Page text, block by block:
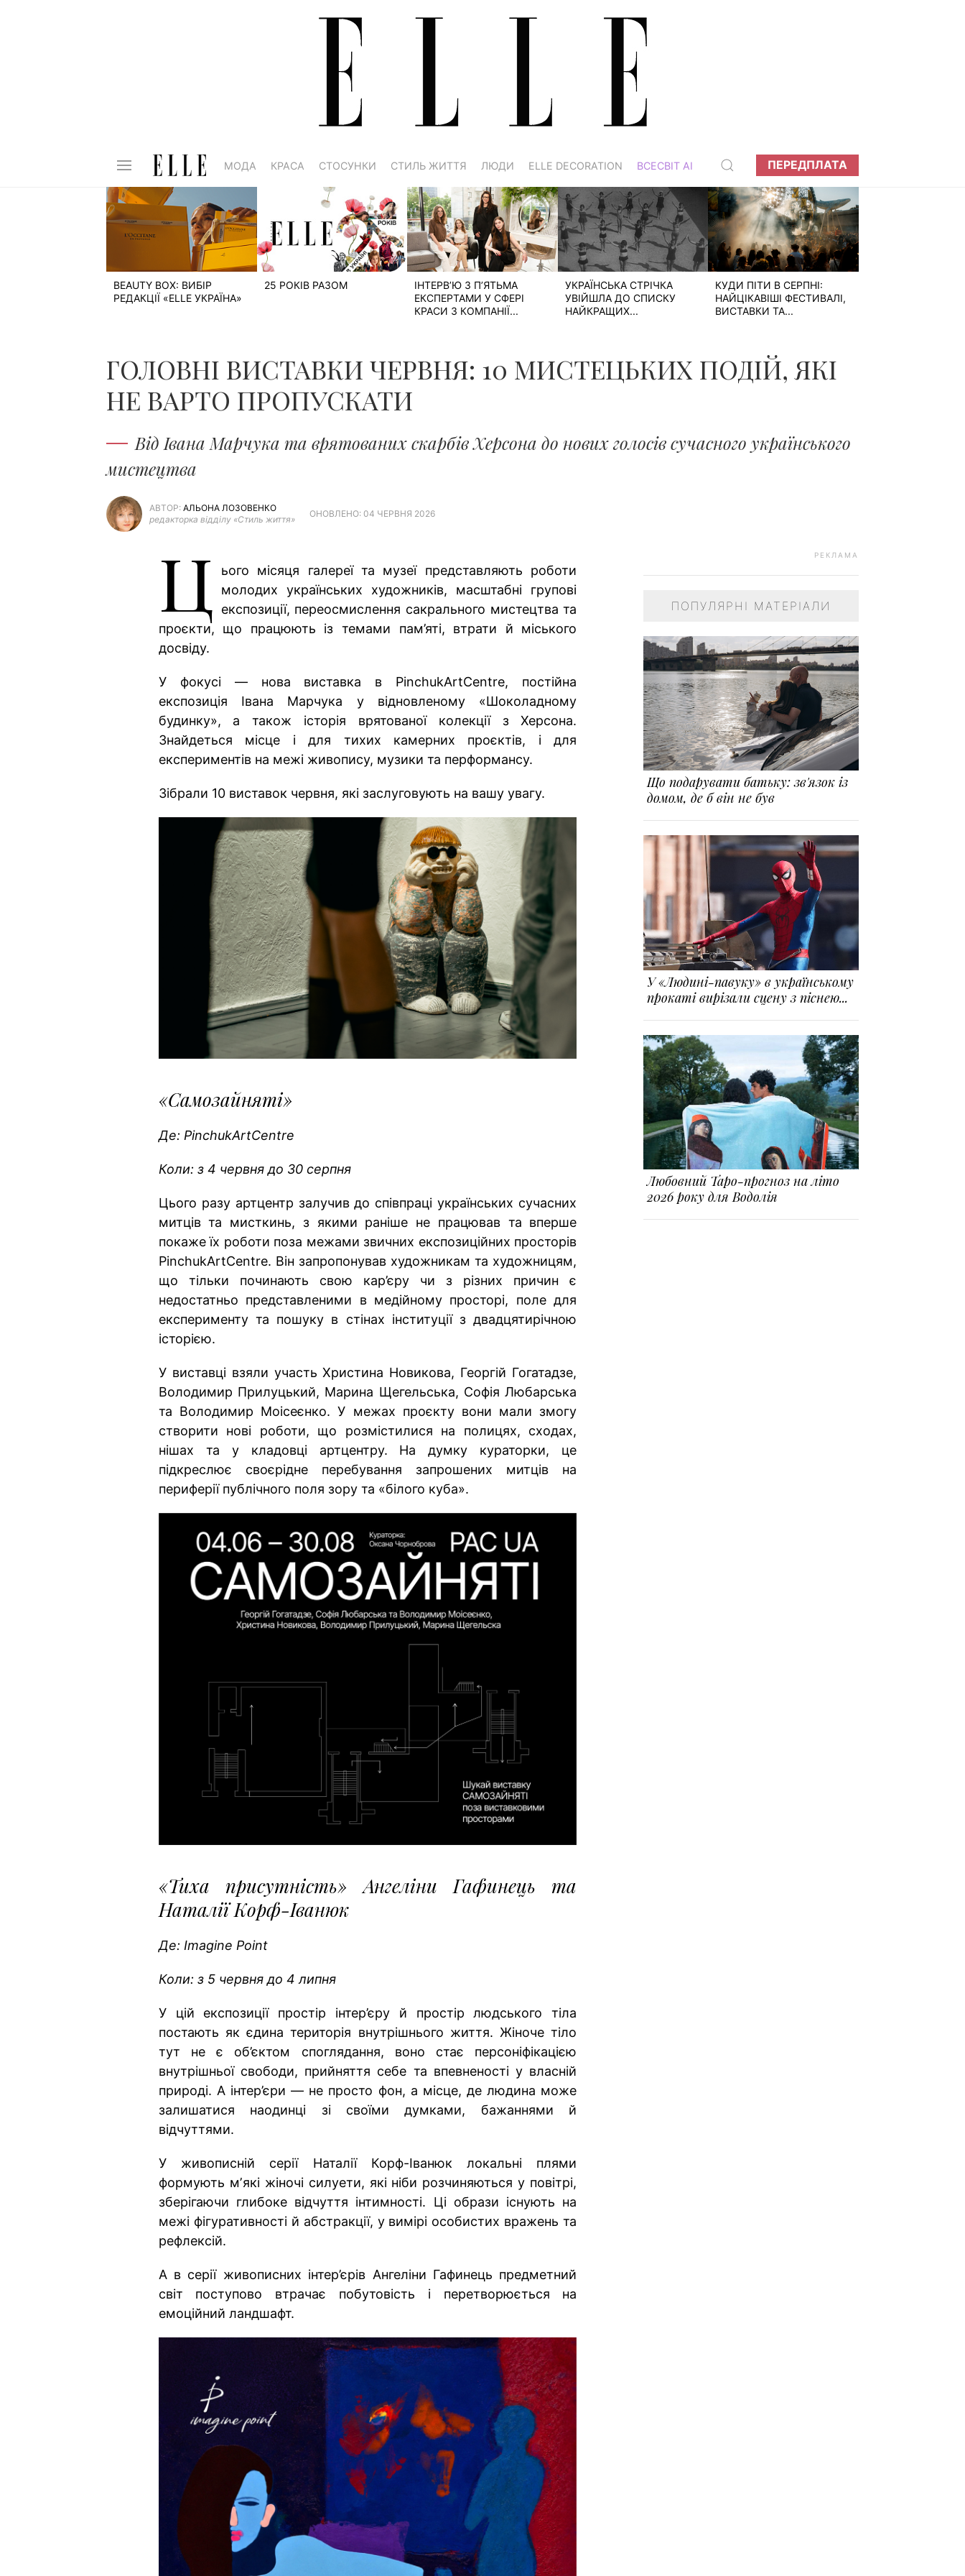
МОДА КРАСА СТОСУНКИ СТИЛЬ ЖИТТЯ ЛЮДИ ELLE DECORATION ВСЕСВІТ АІ ПЕРЕДПЛАТА
BEAUTY BOX: ВИБІР
РЕДАКЦІЇ «ELLE УКРАЇНА»
25 РОКІВ РАЗОМ
ІНТЕРВ’Ю З П’ЯТЬМА
ЕКСПЕРТАМИ У СФЕРІ
КРАСИ З КОМПАНІЇ...
УКРАЇНСЬКА СТРІЧКА
УВІЙШЛА ДО СПИСКУ
НАЙКРАЩИХ...
КУДИ ПІТИ В СЕРПНІ:
НАЙЦІКАВІШІ ФЕСТИВАЛІ,
ВИСТАВКИ ТА...
ГОЛОВНІ ВИСТАВКИ ЧЕРВНЯ: 10 МИСТЕЦЬКИХ ПОДІЙ, ЯКІ
НЕ ВАРТО ПРОПУСКАТИ
Від Івана Марчука та врятованих скарбів Херсона до нових голосів сучасного українського
мистецтва
АВТОР: АЛЬОНА ЛОЗОВЕНКО
редакторка відділу «Стиль життя»
ОНОВЛЕНО: 04 ЧЕРВНЯ 2026
Ц
ього місяця галереї та музеї представляють роботи
молодих українських художників, масштабні групові
експозиції, переосмислення сакрального мистецтва та
проєкти, що працюють із темами пам’яті, втрати й міського
досвіду.
У фокусі — нова виставка в PinchukArtCentre, постійна
експозиція Івана Марчука у відновленому «Шоколадному
будинку», а також історія врятованої колекції з Херсона.
Знайдеться місце і для тихих камерних проєктів, і для
експериментів на межі живопису, музики та перформансу.
Зібрали 10 виставок червня, які заслуговують на вашу увагу.
«Самозайняті»
Де: PinchukArtCentre
Коли: з 4 червня до 30 серпня
Цього разу артцентр залучив до співпраці українських сучасних
митців та мисткинь, з якими раніше не працював та вперше
покаже їх роботи поза межами звичних експозиційних просторів
PinchukArtCentre. Він запропонував художникам та художницям,
що тільки починають свою кар’єру чи з різних причин є
недостатньо представленими в медійному просторі, поле для
експерименту та пошуку в стінах інституції з двадцятирічною
історією.
У виставці взяли участь Христина Новикова, Георгій Гогатадзе,
Володимир Прилуцький, Марина Щегельська, Софія Любарська
та Володимир Моісеєнко. У межах проєкту вони мали змогу
створити нові роботи, що розмістилися на полицях, сходах,
нішах та у кладовці артцентру. На думку кураторки, це
підкреслює своєрідне перебування запрошених митців на
периферії публічного поля зору та «білого куба».
«Тиха присутність» Ангеліни Гафинець та
Наталії Корф-Іванюк
Де: Imagine Point
Коли: з 5 червня до 4 липня
У цій експозиції простір інтер’єру й простір людського тіла
постають як єдина територія внутрішнього життя. Жіноче тіло
тут не є об’єктом споглядання, воно стає персоніфікацією
внутрішньої свободи, прийняття себе та впевненості у власній
природі. А інтер’єри — не просто фон, а місце, де людина може
залишатися наодинці зі своїми думками, бажаннями й
відчуттями.
У живописній серії Наталії Корф-Іванюк локальні плями
формують мʼякі жіночі силуети, які ніби розчиняються у повітрі,
зберігаючи глибоке відчуття інтимності. Ці образи існують на
межі фігуративності й абстракції, у вимірі особистих вражень та
рефлексій.
А в серії живописних інтер’єрів Ангеліни Гафинець предметний
світ поступово втрачає побутовість і перетворюється на
емоційний ландшафт.
РЕКЛАМА
ПОПУЛЯРНІ МАТЕРІАЛИ
Що подарувати батьку: зв'язок із
домом, де б він не був
У «Людині-павуку» в українському
прокаті вирізали сцену з піснею...
Любовний Таро-прогноз на літо
2026 року для Водолія